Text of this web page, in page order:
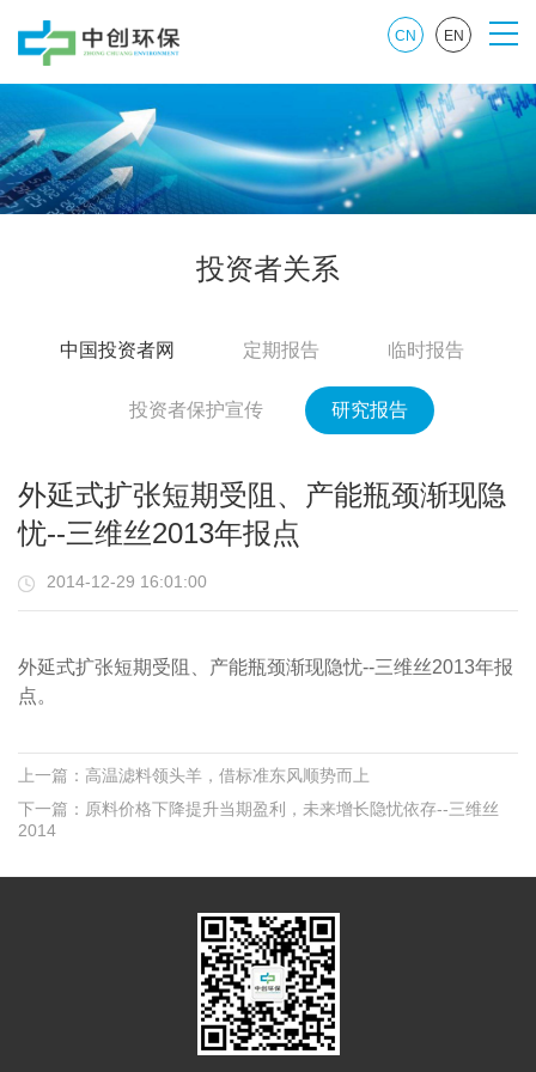
CN EN
投资者关系
中国投资者网 定期报告 临时报告
投资者保护宣传 研究报告
外延式扩张短期受阻、产能瓶颈渐现隐
忧--三维丝2013年报点
2014-12-29 16:01:00
外延式扩张短期受阻、产能瓶颈渐现隐忧--三维丝2013年报
点。
上一篇：高温滤料领头羊，借标准东风顺势而上
下一篇：原料价格下降提升当期盈利，未来增长隐忧依存--三维丝
2014